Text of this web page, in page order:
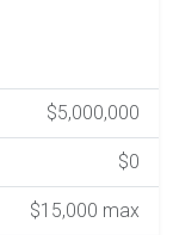
$5,000,000
$0
$15,000 max